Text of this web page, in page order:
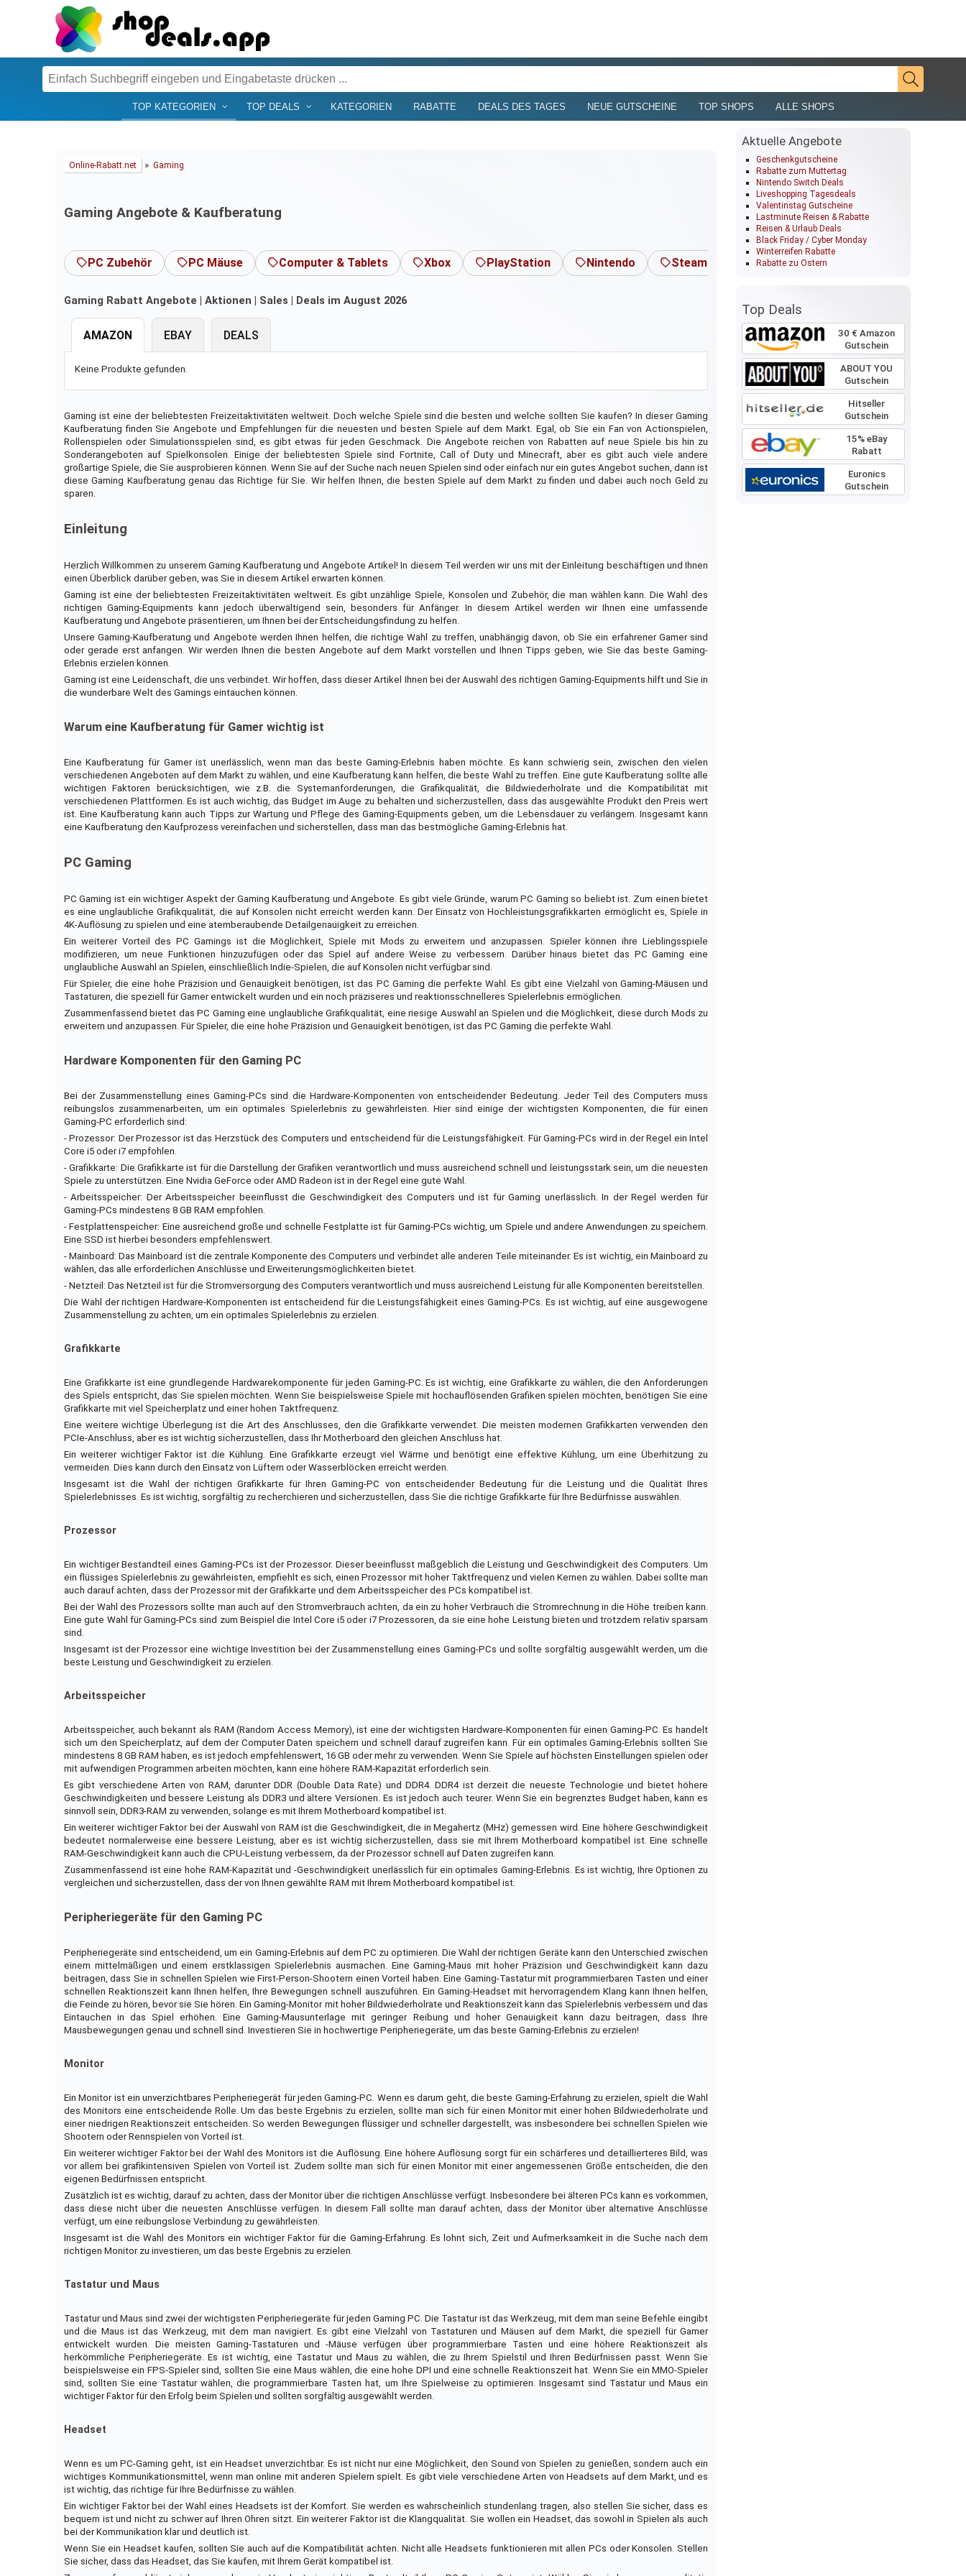
TOP KATEGORIEN TOP DEALS KATEGORIEN RABATTE DEALS DES TAGES NEUE GUTSCHEINE TOP SHOPS ALLE SHOPS
Online-Rabatt.net » Gaming
Gaming Angebote & Kaufberatung
PC Zubehör PC Mäuse Computer & Tablets Xbox PlayStation Nintendo Steam Elden Ring
Gaming Rabatt Angebote | Aktionen | Sales | Deals im August 2026
AMAZON
Keine Produkte gefunden.
EBAY DEALS
Gaming ist eine der beliebtesten Freizeitaktivitäten weltweit. Doch welche Spiele sind die besten und welche sollten Sie kaufen? In dieser Gaming
Kaufberatung finden Sie Angebote und Empfehlungen für die neuesten und besten Spiele auf dem Markt. Egal, ob Sie ein Fan von Actionspielen,
Rollenspielen oder Simulationsspielen sind, es gibt etwas für jeden Geschmack. Die Angebote reichen von Rabatten auf neue Spiele bis hin zu
Sonderangeboten auf Spielkonsolen. Einige der beliebtesten Spiele sind Fortnite, Call of Duty und Minecraft, aber es gibt auch viele andere
großartige Spiele, die Sie ausprobieren können. Wenn Sie auf der Suche nach neuen Spielen sind oder einfach nur ein gutes Angebot suchen, dann ist
diese Gaming Kaufberatung genau das Richtige für Sie. Wir helfen Ihnen, die besten Spiele auf dem Markt zu finden und dabei auch noch Geld zu
sparen.
Einleitung
Herzlich Willkommen zu unserem Gaming Kaufberatung und Angebote Artikel! In diesem Teil werden wir uns mit der Einleitung beschäftigen und Ihnen
einen Überblick darüber geben, was Sie in diesem Artikel erwarten können.
Gaming ist eine der beliebtesten Freizeitaktivitäten weltweit. Es gibt unzählige Spiele, Konsolen und Zubehör, die man wählen kann. Die Wahl des
richtigen Gaming-Equipments kann jedoch überwältigend sein, besonders für Anfänger. In diesem Artikel werden wir Ihnen eine umfassende
Kaufberatung und Angebote präsentieren, um Ihnen bei der Entscheidungsfindung zu helfen.
Unsere Gaming-Kaufberatung und Angebote werden Ihnen helfen, die richtige Wahl zu treffen, unabhängig davon, ob Sie ein erfahrener Gamer sind
oder gerade erst anfangen. Wir werden Ihnen die besten Angebote auf dem Markt vorstellen und Ihnen Tipps geben, wie Sie das beste Gaming-
Erlebnis erzielen können.
Gaming ist eine Leidenschaft, die uns verbindet. Wir hoffen, dass dieser Artikel Ihnen bei der Auswahl des richtigen Gaming-Equipments hilft und Sie in
die wunderbare Welt des Gamings eintauchen können.
Warum eine Kaufberatung für Gamer wichtig ist
Eine Kaufberatung für Gamer ist unerlässlich, wenn man das beste Gaming-Erlebnis haben möchte. Es kann schwierig sein, zwischen den vielen
verschiedenen Angeboten auf dem Markt zu wählen, und eine Kaufberatung kann helfen, die beste Wahl zu treffen. Eine gute Kaufberatung sollte alle
wichtigen Faktoren berücksichtigen, wie z.B. die Systemanforderungen, die Grafikqualität, die Bildwiederholrate und die Kompatibilität mit
verschiedenen Plattformen. Es ist auch wichtig, das Budget im Auge zu behalten und sicherzustellen, dass das ausgewählte Produkt den Preis wert
ist. Eine Kaufberatung kann auch Tipps zur Wartung und Pflege des Gaming-Equipments geben, um die Lebensdauer zu verlängern. Insgesamt kann
eine Kaufberatung den Kaufprozess vereinfachen und sicherstellen, dass man das bestmögliche Gaming-Erlebnis hat.
PC Gaming
PC Gaming ist ein wichtiger Aspekt der Gaming Kaufberatung und Angebote. Es gibt viele Gründe, warum PC Gaming so beliebt ist. Zum einen bietet
es eine unglaubliche Grafikqualität, die auf Konsolen nicht erreicht werden kann. Der Einsatz von Hochleistungsgrafikkarten ermöglicht es, Spiele in
4K-Auflösung zu spielen und eine atemberaubende Detailgenauigkeit zu erreichen.
Ein weiterer Vorteil des PC Gamings ist die Möglichkeit, Spiele mit Mods zu erweitern und anzupassen. Spieler können ihre Lieblingsspiele
modifizieren, um neue Funktionen hinzuzufügen oder das Spiel auf andere Weise zu verbessern. Darüber hinaus bietet das PC Gaming eine
unglaubliche Auswahl an Spielen, einschließlich Indie-Spielen, die auf Konsolen nicht verfügbar sind.
Für Spieler, die eine hohe Präzision und Genauigkeit benötigen, ist das PC Gaming die perfekte Wahl. Es gibt eine Vielzahl von Gaming-Mäusen und
Tastaturen, die speziell für Gamer entwickelt wurden und ein noch präziseres und reaktionsschnelleres Spielerlebnis ermöglichen.
Zusammenfassend bietet das PC Gaming eine unglaubliche Grafikqualität, eine riesige Auswahl an Spielen und die Möglichkeit, diese durch Mods zu
erweitern und anzupassen. Für Spieler, die eine hohe Präzision und Genauigkeit benötigen, ist das PC Gaming die perfekte Wahl.
Hardware Komponenten für den Gaming PC
Bei der Zusammenstellung eines Gaming-PCs sind die Hardware-Komponenten von entscheidender Bedeutung. Jeder Teil des Computers muss
reibungslos zusammenarbeiten, um ein optimales Spielerlebnis zu gewährleisten. Hier sind einige der wichtigsten Komponenten, die für einen
Gaming-PC erforderlich sind:
- Prozessor: Der Prozessor ist das Herzstück des Computers und entscheidend für die Leistungsfähigkeit. Für Gaming-PCs wird in der Regel ein Intel
Core i5 oder i7 empfohlen.
- Grafikkarte: Die Grafikkarte ist für die Darstellung der Grafiken verantwortlich und muss ausreichend schnell und leistungsstark sein, um die neuesten
Spiele zu unterstützen. Eine Nvidia GeForce oder AMD Radeon ist in der Regel eine gute Wahl.
- Arbeitsspeicher: Der Arbeitsspeicher beeinflusst die Geschwindigkeit des Computers und ist für Gaming unerlässlich. In der Regel werden für
Gaming-PCs mindestens 8 GB RAM empfohlen.
- Festplattenspeicher: Eine ausreichend große und schnelle Festplatte ist für Gaming-PCs wichtig, um Spiele und andere Anwendungen zu speichern.
Eine SSD ist hierbei besonders empfehlenswert.
- Mainboard: Das Mainboard ist die zentrale Komponente des Computers und verbindet alle anderen Teile miteinander. Es ist wichtig, ein Mainboard zu
wählen, das alle erforderlichen Anschlüsse und Erweiterungsmöglichkeiten bietet.
- Netzteil: Das Netzteil ist für die Stromversorgung des Computers verantwortlich und muss ausreichend Leistung für alle Komponenten bereitstellen.
Die Wahl der richtigen Hardware-Komponenten ist entscheidend für die Leistungsfähigkeit eines Gaming-PCs. Es ist wichtig, auf eine ausgewogene
Zusammenstellung zu achten, um ein optimales Spielerlebnis zu erzielen.
Grafikkarte
Eine Grafikkarte ist eine grundlegende Hardwarekomponente für jeden Gaming-PC. Es ist wichtig, eine Grafikkarte zu wählen, die den Anforderungen
des Spiels entspricht, das Sie spielen möchten. Wenn Sie beispielsweise Spiele mit hochauflösenden Grafiken spielen möchten, benötigen Sie eine
Grafikkarte mit viel Speicherplatz und einer hohen Taktfrequenz.
Eine weitere wichtige Überlegung ist die Art des Anschlusses, den die Grafikkarte verwendet. Die meisten modernen Grafikkarten verwenden den
PCIe-Anschluss, aber es ist wichtig sicherzustellen, dass Ihr Motherboard den gleichen Anschluss hat.
Ein weiterer wichtiger Faktor ist die Kühlung. Eine Grafikkarte erzeugt viel Wärme und benötigt eine effektive Kühlung, um eine Überhitzung zu
vermeiden. Dies kann durch den Einsatz von Lüftern oder Wasserblöcken erreicht werden.
Insgesamt ist die Wahl der richtigen Grafikkarte für Ihren Gaming-PC von entscheidender Bedeutung für die Leistung und die Qualität Ihres
Spielerlebnisses. Es ist wichtig, sorgfältig zu recherchieren und sicherzustellen, dass Sie die richtige Grafikkarte für Ihre Bedürfnisse auswählen.
Prozessor
Ein wichtiger Bestandteil eines Gaming-PCs ist der Prozessor. Dieser beeinflusst maßgeblich die Leistung und Geschwindigkeit des Computers. Um
ein flüssiges Spielerlebnis zu gewährleisten, empfiehlt es sich, einen Prozessor mit hoher Taktfrequenz und vielen Kernen zu wählen. Dabei sollte man
auch darauf achten, dass der Prozessor mit der Grafikkarte und dem Arbeitsspeicher des PCs kompatibel ist.
Bei der Wahl des Prozessors sollte man auch auf den Stromverbrauch achten, da ein zu hoher Verbrauch die Stromrechnung in die Höhe treiben kann.
Eine gute Wahl für Gaming-PCs sind zum Beispiel die Intel Core i5 oder i7 Prozessoren, da sie eine hohe Leistung bieten und trotzdem relativ sparsam
sind.
Insgesamt ist der Prozessor eine wichtige Investition bei der Zusammenstellung eines Gaming-PCs und sollte sorgfältig ausgewählt werden, um die
beste Leistung und Geschwindigkeit zu erzielen.
Arbeitsspeicher
Arbeitsspeicher, auch bekannt als RAM (Random Access Memory), ist eine der wichtigsten Hardware-Komponenten für einen Gaming-PC. Es handelt
sich um den Speicherplatz, auf dem der Computer Daten speichern und schnell darauf zugreifen kann. Für ein optimales Gaming-Erlebnis sollten Sie
mindestens 8 GB RAM haben, es ist jedoch empfehlenswert, 16 GB oder mehr zu verwenden. Wenn Sie Spiele auf höchsten Einstellungen spielen oder
mit aufwendigen Programmen arbeiten möchten, kann eine höhere RAM-Kapazität erforderlich sein.
Es gibt verschiedene Arten von RAM, darunter DDR (Double Data Rate) und DDR4. DDR4 ist derzeit die neueste Technologie und bietet höhere
Geschwindigkeiten und bessere Leistung als DDR3 und ältere Versionen. Es ist jedoch auch teurer. Wenn Sie ein begrenztes Budget haben, kann es
sinnvoll sein, DDR3-RAM zu verwenden, solange es mit Ihrem Motherboard kompatibel ist.
Ein weiterer wichtiger Faktor bei der Auswahl von RAM ist die Geschwindigkeit, die in Megahertz (MHz) gemessen wird. Eine höhere Geschwindigkeit
bedeutet normalerweise eine bessere Leistung, aber es ist wichtig sicherzustellen, dass sie mit Ihrem Motherboard kompatibel ist. Eine schnelle
RAM-Geschwindigkeit kann auch die CPU-Leistung verbessern, da der Prozessor schnell auf Daten zugreifen kann.
Zusammenfassend ist eine hohe RAM-Kapazität und -Geschwindigkeit unerlässlich für ein optimales Gaming-Erlebnis. Es ist wichtig, Ihre Optionen zu
vergleichen und sicherzustellen, dass der von Ihnen gewählte RAM mit Ihrem Motherboard kompatibel ist.
Peripheriegeräte für den Gaming PC
Peripheriegeräte sind entscheidend, um ein Gaming-Erlebnis auf dem PC zu optimieren. Die Wahl der richtigen Geräte kann den Unterschied zwischen
einem mittelmäßigen und einem erstklassigen Spielerlebnis ausmachen. Eine Gaming-Maus mit hoher Präzision und Geschwindigkeit kann dazu
beitragen, dass Sie in schnellen Spielen wie First-Person-Shootern einen Vorteil haben. Eine Gaming-Tastatur mit programmierbaren Tasten und einer
schnellen Reaktionszeit kann Ihnen helfen, Ihre Bewegungen schnell auszuführen. Ein Gaming-Headset mit hervorragendem Klang kann Ihnen helfen,
die Feinde zu hören, bevor sie Sie hören. Ein Gaming-Monitor mit hoher Bildwiederholrate und Reaktionszeit kann das Spielerlebnis verbessern und das
Eintauchen in das Spiel erhöhen. Eine Gaming-Mausunterlage mit geringer Reibung und hoher Genauigkeit kann dazu beitragen, dass Ihre
Mausbewegungen genau und schnell sind. Investieren Sie in hochwertige Peripheriegeräte, um das beste Gaming-Erlebnis zu erzielen!
Monitor
Ein Monitor ist ein unverzichtbares Peripheriegerät für jeden Gaming-PC. Wenn es darum geht, die beste Gaming-Erfahrung zu erzielen, spielt die Wahl
des Monitors eine entscheidende Rolle. Um das beste Ergebnis zu erzielen, sollte man sich für einen Monitor mit einer hohen Bildwiederholrate und
einer niedrigen Reaktionszeit entscheiden. So werden Bewegungen flüssiger und schneller dargestellt, was insbesondere bei schnellen Spielen wie
Shootern oder Rennspielen von Vorteil ist.
Ein weiterer wichtiger Faktor bei der Wahl des Monitors ist die Auflösung. Eine höhere Auflösung sorgt für ein schärferes und detaillierteres Bild, was
vor allem bei grafikintensiven Spielen von Vorteil ist. Zudem sollte man sich für einen Monitor mit einer angemessenen Größe entscheiden, die den
eigenen Bedürfnissen entspricht.
Zusätzlich ist es wichtig, darauf zu achten, dass der Monitor über die richtigen Anschlüsse verfügt. Insbesondere bei älteren PCs kann es vorkommen,
dass diese nicht über die neuesten Anschlüsse verfügen. In diesem Fall sollte man darauf achten, dass der Monitor über alternative Anschlüsse
verfügt, um eine reibungslose Verbindung zu gewährleisten.
Insgesamt ist die Wahl des Monitors ein wichtiger Faktor für die Gaming-Erfahrung. Es lohnt sich, Zeit und Aufmerksamkeit in die Suche nach dem
richtigen Monitor zu investieren, um das beste Ergebnis zu erzielen.
Tastatur und Maus
Tastatur und Maus sind zwei der wichtigsten Peripheriegeräte für jeden Gaming PC. Die Tastatur ist das Werkzeug, mit dem man seine Befehle eingibt
und die Maus ist das Werkzeug, mit dem man navigiert. Es gibt eine Vielzahl von Tastaturen und Mäusen auf dem Markt, die speziell für Gamer
entwickelt wurden. Die meisten Gaming-Tastaturen und -Mäuse verfügen über programmierbare Tasten und eine höhere Reaktionszeit als
herkömmliche Peripheriegeräte. Es ist wichtig, eine Tastatur und Maus zu wählen, die zu Ihrem Spielstil und Ihren Bedürfnissen passt. Wenn Sie
beispielsweise ein FPS-Spieler sind, sollten Sie eine Maus wählen, die eine hohe DPI und eine schnelle Reaktionszeit hat. Wenn Sie ein MMO-Spieler
sind, sollten Sie eine Tastatur wählen, die programmierbare Tasten hat, um Ihre Spielweise zu optimieren. Insgesamt sind Tastatur und Maus ein
wichtiger Faktor für den Erfolg beim Spielen und sollten sorgfältig ausgewählt werden.
Headset
Wenn es um PC-Gaming geht, ist ein Headset unverzichtbar. Es ist nicht nur eine Möglichkeit, den Sound von Spielen zu genießen, sondern auch ein
wichtiges Kommunikationsmittel, wenn man online mit anderen Spielern spielt. Es gibt viele verschiedene Arten von Headsets auf dem Markt, und es
ist wichtig, das richtige für Ihre Bedürfnisse zu wählen.
Ein wichtiger Faktor bei der Wahl eines Headsets ist der Komfort. Sie werden es wahrscheinlich stundenlang tragen, also stellen Sie sicher, dass es
bequem ist und nicht zu schwer auf Ihren Ohren sitzt. Ein weiterer Faktor ist die Klangqualität. Sie wollen ein Headset, das sowohl in Spielen als auch
bei der Kommunikation klar und deutlich ist.
Wenn Sie ein Headset kaufen, sollten Sie auch auf die Kompatibilität achten. Nicht alle Headsets funktionieren mit allen PCs oder Konsolen. Stellen
Sie sicher, dass das Headset, das Sie kaufen, mit Ihrem Gerät kompatibel ist.
Aktuelle Angebote
Geschenkgutscheine
Rabatte zum Muttertag
Nintendo Switch Deals
Liveshopping Tagesdeals
Valentinstag Gutscheine
Lastminute Reisen & Rabatte
Reisen & Urlaub Deals
Black Friday / Cyber Monday
Winterreifen Rabatte
Rabatte zu Ostern
Top Deals
30 € Amazon
Gutschein
ABOUT YOU
Gutschein
Hitseller
Gutschein
15% eBay
Rabatt
Euronics
Gutschein